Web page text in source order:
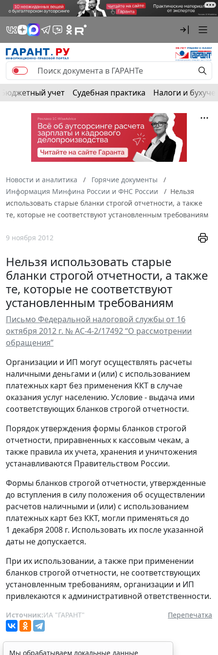
Бюджетный учет Судебная практика Налоги и
Новости и аналитика
Горячие документы
Информация Минфина России и ФНС России
Нельзя
использовать старые бланки строгой отчетности, а также
те, которые не соответствуют установленным требованиям
9 ноября 2012
Нельзя использовать старые
бланки строгой отчетности, а также
те, которые не соответствуют
установленным требованиям
Письмо Федеральной налоговой службы от 16
октября 2012 г. № АС-4-2/17492 “О рассмотрении
обращения”
Организации и ИП могут осуществлять расчеты
наличными деньгами и (или) с использованием
платежных карт без применения ККТ в случае
оказания услуг населению. Условие - выдача ими
соответствующих бланков строгой отчетности.
Порядок утверждения формы бланков строгой
отчетности, приравненных к кассовым чекам, а
также правила их учета, хранения и уничтожения
устанавливаются Правительством России.
Формы бланков строгой отчетности, утвержденные
до вступления в силу положения об осуществлении
расчетов наличными и (или) с использованием
платежных карт без ККТ, могли применяться до
1 декабря 2008 г. Использовать их после указанной
даты не допускается.
При их использовании, а также при применении
бланков строгой отчетности, не соответствующих
установленным требованиям, организации и ИП
привлекаются к административной ответственности.
Источник:ИА "ГАРАНТ" Перепечатка
Мы обрабатываем локальные данные